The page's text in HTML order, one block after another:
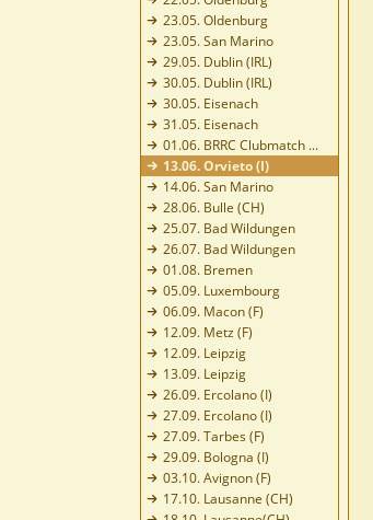
23.05. Oldenburg
23.05. San Marino
29.05. Dublin (IRL)
30.05. Dublin (IRL)
30.05. Eisenach
31.05. Eisenach
01.06. BRRC Clubmatch ...
13.06. Orvieto (I)
14.06. San Marino
28.06. Bulle (CH)
25.07. Bad Wildungen
26.07. Bad Wildungen
01.08. Bremen
05.09. Luxembourg
06.09. Macon (F)
12.09. Metz (F)
12.09. Leipzig
13.09. Leipzig
26.09. Ercolano (I)
27.09. Ercolano (I)
27.09. Tarbes (F)
29.09. Bologna (I)
03.10. Avignon (F)
17.10. Lausanne (CH)